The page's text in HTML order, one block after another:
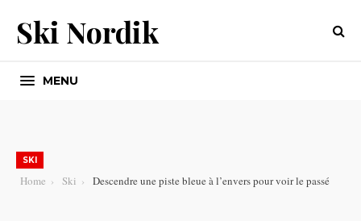
Ski Nordik
MENU
SKI
Home Ski Descendre une piste bleue à l’envers pour voir le passé